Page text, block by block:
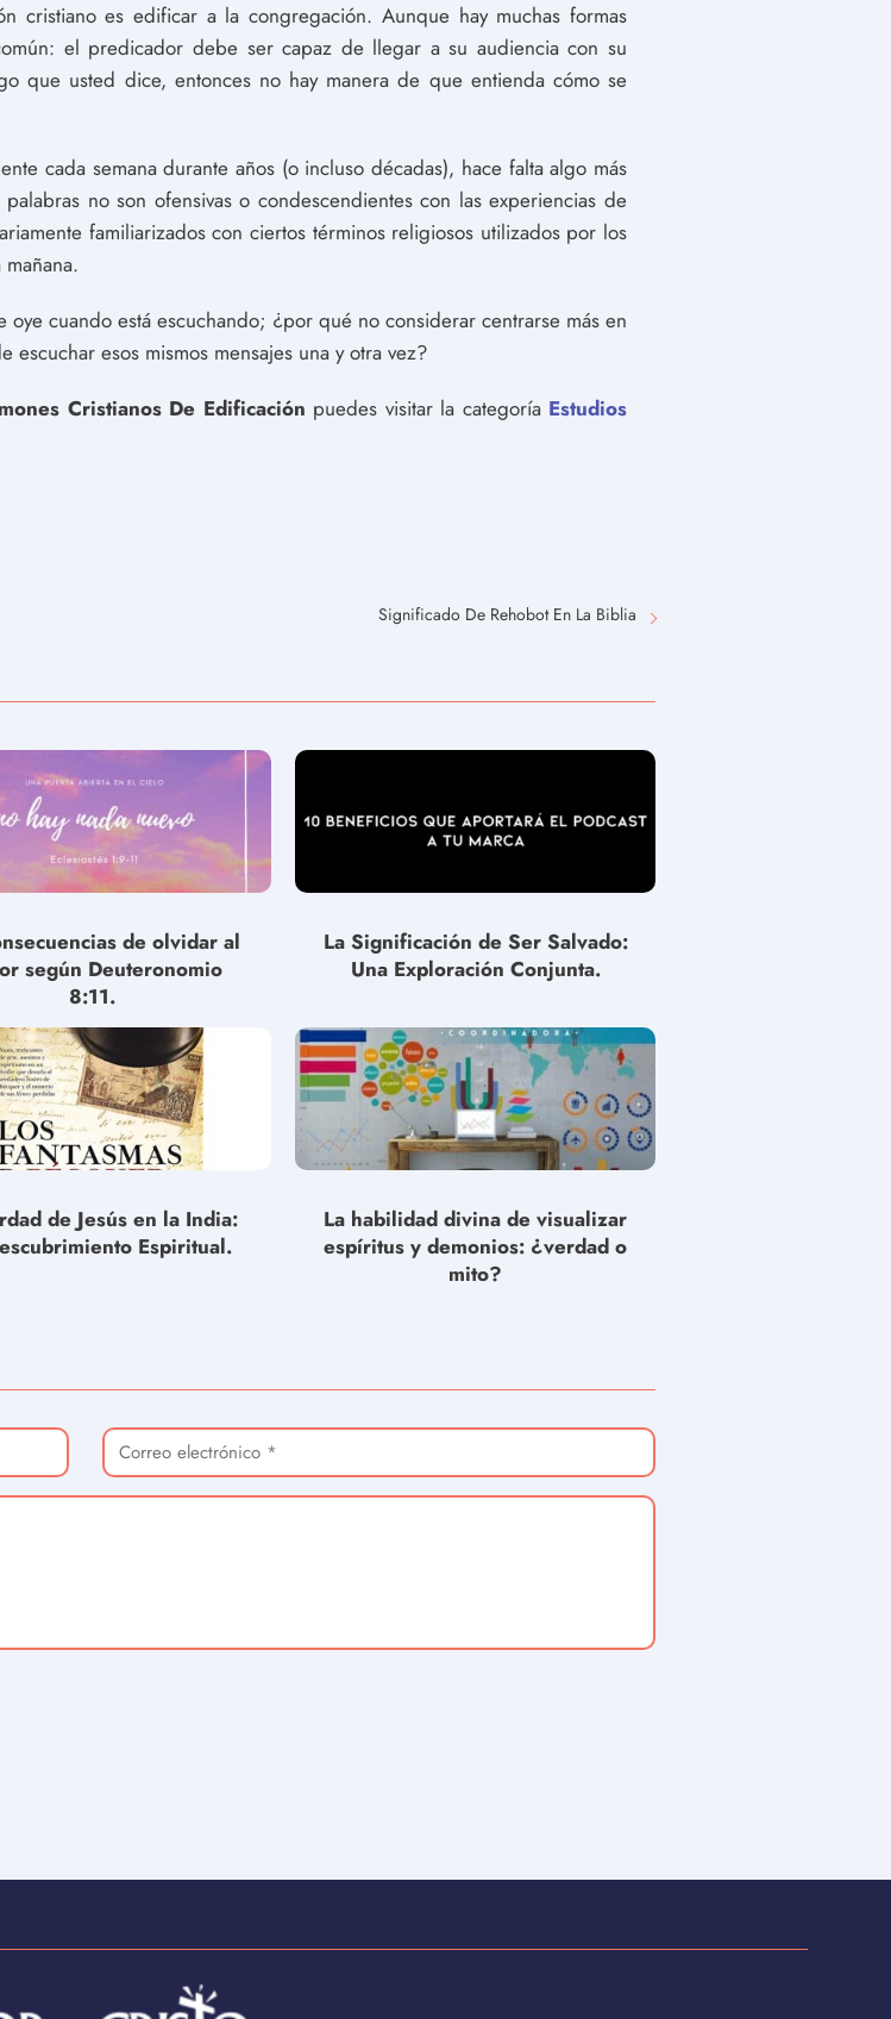
cristiano es edificar a la congregación. Aunque hay muchas formas
el predicador debe ser capaz de llegar a su audiencia con su
que usted dice, entonces no hay manera de que entienda cómo se
cada semana durante años (o incluso décadas), hace falta algo más
no son ofensivas o condescendientes con las experiencias de
familiarizados con ciertos términos religiosos utilizados por los
cuando está escuchando; ¿por qué no considerar centrarse más en
esos mismos mensajes una y otra vez?
Cristianos De Edificación puedes visitar la categoría Estudios
Significado De Rehobot En La Biblia
de olvidar al
según Deuteronomio
8:11.
La Significación de Ser Salvado:
Una Exploración Conjunta.
de Jesús en la India:
Espiritual.
La habilidad divina de visualizar
espíritus y demonios: ¿verdad o
mito?